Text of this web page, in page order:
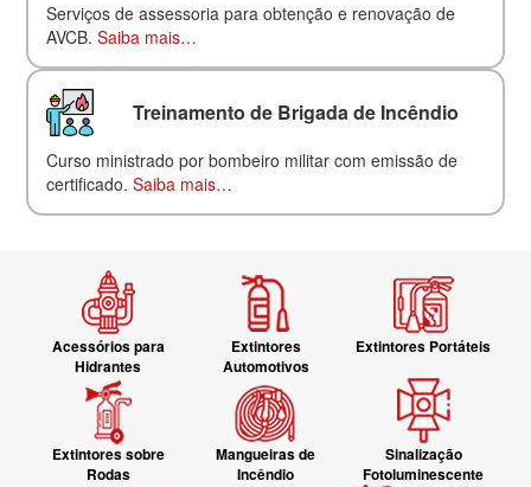
Serviços de assessoria para obtenção e renovação de
AVCB.Saiba mais…
Treinamento de Brigada de Incêndio
Curso ministrado por bombeiro militar com emissão de
certificado.Saiba mais…
Acessórios para
Hidrantes
Extintores
Automotivos
Extintores Portáteis
Extintores sobre
Rodas
Mangueiras de
Incêndio
Sinalização
Fotoluminescente